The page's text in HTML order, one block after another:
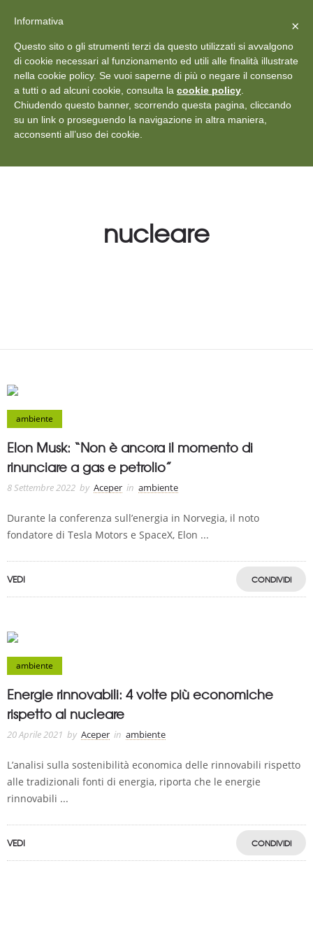
+39 011 18867102 info@aceper.it Statuto
Aceper
nucleare
ambiente
Elon Musk: “Non è ancora il momento di
rinunciare a gas e petrolio”
8 Settembre 2022 by Aceper in ambiente
Durante la conferenza sull’energia in Norvegia, il noto
fondatore di Tesla Motors e SpaceX, Elon ...
VEDI CONDIVIDI
ambiente
Energie rinnovabili: 4 volte più economiche
rispetto al nucleare
20 Aprile 2021 by Aceper in ambiente
L’analisi sulla sostenibilità economica delle rinnovabili rispetto
alle tradizionali fonti di energia, riporta che le energie
rinnovabili ...
VEDI CONDIVIDI
Vedi: Protezione dei dati personali ×
Informativa
Questo sito o gli strumenti terzi da questo utilizzati si avvalgono
di cookie necessari al funzionamento ed utili alle finalità illustrate
nella cookie policy. Se vuoi saperne di più o negare il consenso
a tutti o ad alcuni cookie, consulta la cookie policy
Chiudendo questo banner, scorrendo questa pagina, cliccando
su un link o proseguendo la navigazione in altra maniera,
acconsenti all’uso dei cookie.